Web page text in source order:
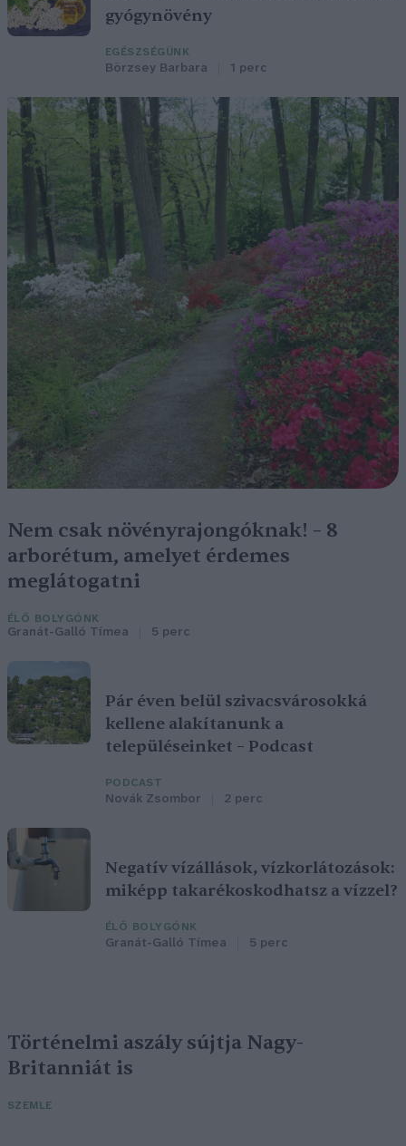
gyógynövény
EGÉSZSÉGÜNK
Börzsey Barbara 1 perc
Nem csak növényrajongóknak! – 8
arborétum, amelyet érdemes
meglátogatni
ÉLŐ BOLYGÓNK
Granát-Galló Tímea 5 perc
Pár éven belül szivacsvárosokká
kellene alakítanunk a
településeinket – Podcast
PODCAST
Novák Zsombor 2 perc
Negatív vízállások, vízkorlátozások:
miképp takarékoskodhatsz a vízzel?
ÉLŐ BOLYGÓNK
Granát-Galló Tímea 5 perc
Történelmi aszály sújtja Nagy-
Britanniát is
SZEMLE